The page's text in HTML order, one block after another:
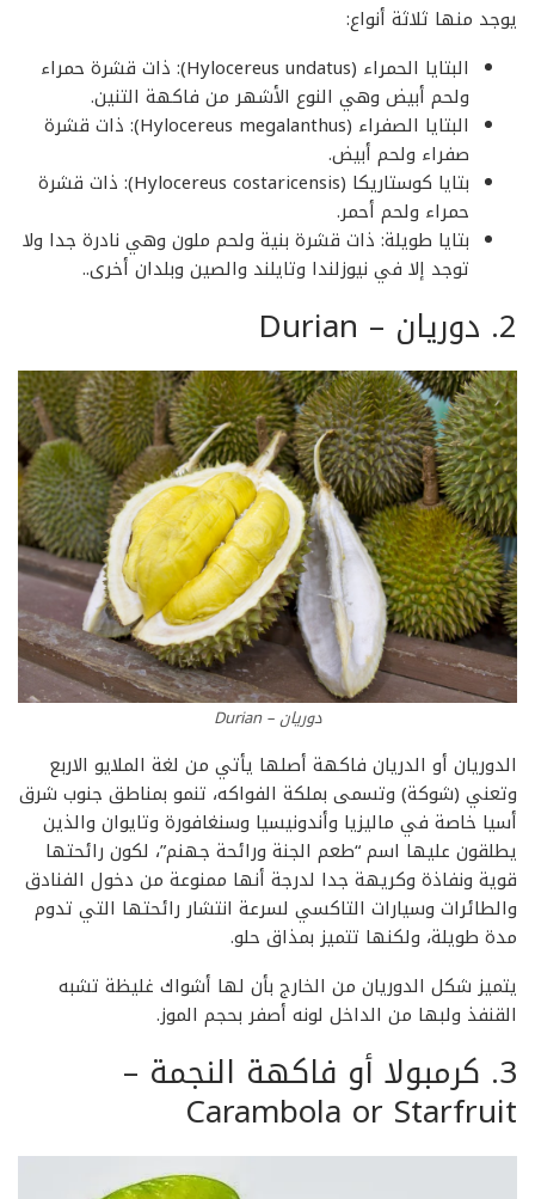
يوجد منها ثلاثة أنواع:
البتايا الحمراء (Hylocereus undatus): ذات قشرة حمراء
ولحم أبيض وهي النوع الأشهر من فاكهة التنين.
البتايا الصفراء (Hylocereus megalanthus): ذات قشرة
صفراء ولحم أبيض.
بتايا كوستاريكا (Hylocereus costaricensis): ذات قشرة
حمراء ولحم أحمر.
بتايا طويلة: ذات قشرة بنية ولحم ملون وهي نادرة جدا ولا
توجد إلا في نيوزلندا وتايلند والصين وبلدان أخرى..
2. دوريان – Durian
دوريان – Durian‏
الدوريان أو الدريان فاكهة أصلها يأتي من لغة الملايو الاربع
وتعني (شوكة) وتسمى بملكة الفواكه، تنمو بمناطق جنوب شرق
أسيا خاصة في ماليزيا وأندونيسيا وسنغافورة وتايوان والذين
يطلقون عليها اسم “طعم الجنة ورائحة جهنم”، لكون رائحتها
قوية ونفاذة وكريهة جدا لدرجة أنها ممنوعة من دخول الفنادق
والطائرات وسيارات التاكسي لسرعة انتشار رائحتها التي تدوم
مدة طويلة، ولكنها تتميز بمذاق حلو.
يتميز شكل الدوريان من الخارج بأن لها أشواك غليظة تشبه
القنفذ ولبها من الداخل لونه أصفر بحجم الموز.
3. كرمبولا أو فاكهة النجمة –
Carambola or Starfruit